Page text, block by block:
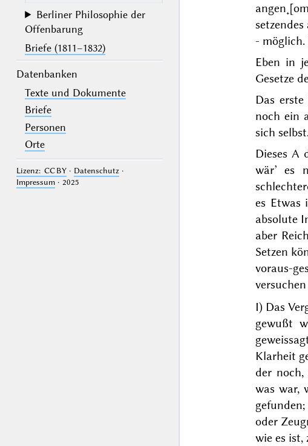
Berliner Philosophie der
Offenbarung
Briefe (1811–1832)
Datenbanken
Texte und Dokumente
Briefe
Personen
Orte
Lizenz: CC BY· Datenschutz·
Impressum· 2025
- möglich.
Eben in
Gesetze
Das
noch ein
sich
Dieses A
wär’ es
es Etwas
absolute
aber
Setzen
voraus-
I) Das
gewußt
Klarheit
der
was war,
oder
wie es ist,